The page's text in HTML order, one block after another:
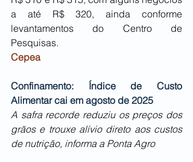
a até R$ 320, ainda conforme
levantamentos do Centro de
Pesquisas.
Cepea
Confinamento: Índice de Custo
Alimentar cai em agosto de 2025
A safra recorde reduziu os preços dos
grãos e trouxe alívio direto aos custos
de nutrição, informa a Ponta Agro